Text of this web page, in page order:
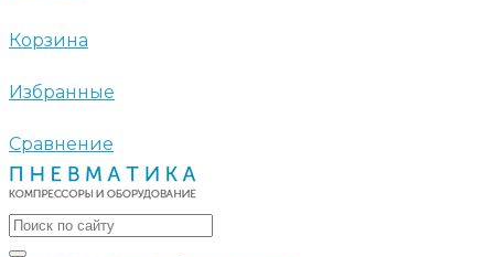
Корзина
Избранные
Сравнение